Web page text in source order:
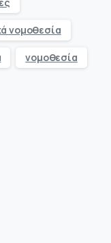
νομοθεσία
νομοθεσία